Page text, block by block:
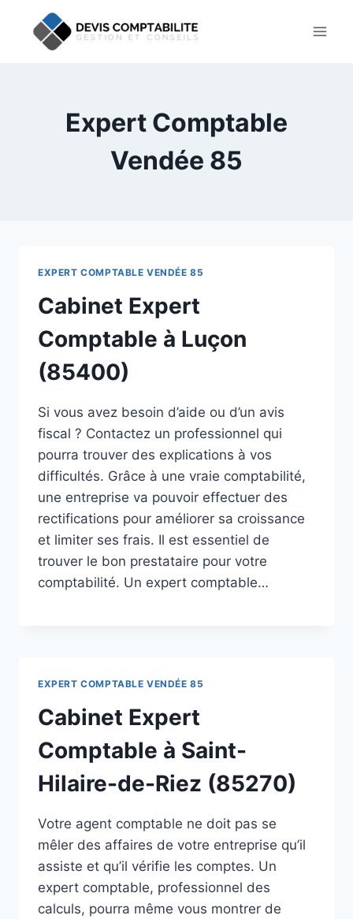
contenu
Expert Comptable
Vendée 85
EXPERT COMPTABLE VENDÉE 85
Cabinet Expert
Comptable à Luçon
(85400)
Si vous avez besoin d’aide ou d’un avis
fiscal ? Contactez un professionnel qui
pourra trouver des explications à vos
difficultés. Grâce à une vraie comptabilité,
une entreprise va pouvoir effectuer des
rectifications pour améliorer sa croissance
et limiter ses frais. Il est essentiel de
trouver le bon prestataire pour votre
comptabilité. Un expert comptable…
EXPERT COMPTABLE VENDÉE 85
Cabinet Expert
Comptable à Saint-
Hilaire-de-Riez (85270)
Votre agent comptable ne doit pas se
mêler des affaires de votre entreprise qu’il
assiste et qu’il vérifie les comptes. Un
expert comptable, professionnel des
calculs, pourra même vous montrer de